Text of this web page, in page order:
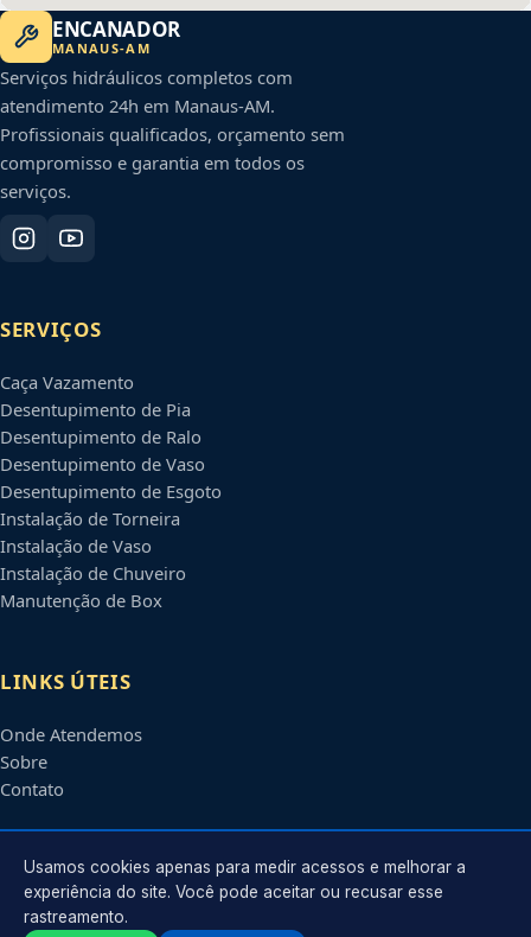
ENCANADOR
MANAUS-AM
Serviços hidráulicos completos com
atendimento 24h em Manaus-AM.
Profissionais qualificados, orçamento sem
compromisso e garantia em todos os
serviços.
SERVIÇOS
Caça Vazamento
Desentupimento de Pia
Desentupimento de Ralo
Desentupimento de Vaso
Desentupimento de Esgoto
Instalação de Torneira
Instalação de Vaso
Instalação de Chuveiro
Manutenção de Box
LINKS ÚTEIS
Onde Atendemos
Sobre
Contato
CONTATO
Atendimento em
Usamos cookies apenas para medir acessos e melhorar a
experiência do site. Você pode aceitar ou recusar esse
rastreamento.